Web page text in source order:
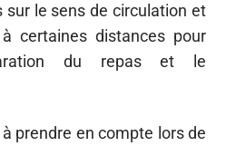
sur le sens de circulation et
certaines distances pour
du repas et le
prendre en compte lors de